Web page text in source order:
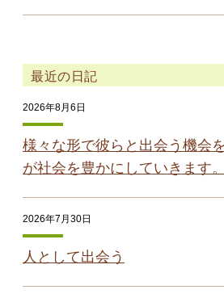
最近の日記
2026年8月6日
様々な形で彼らと出会う機会
が社会を豊かにしていきます。
2026年7月30日
人として出会う